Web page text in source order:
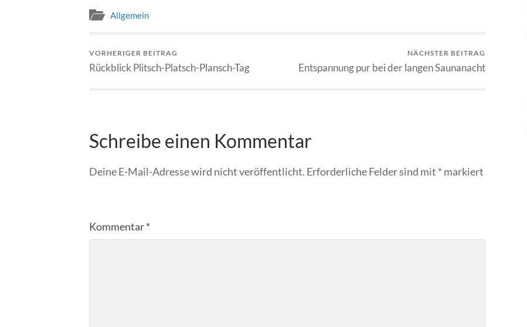
Allgemein
VORHERIGER BEITRAG
Rückblick Plitsch-Platsch-Plansch-Tag
NÄCHSTER BEITRAG
Entspannung pur bei der langen Saunanacht
Schreibe einen Kommentar
Deine E-Mail-Adresse wird nicht veröffentlicht. Erforderliche Felder sind mit * markiert
Kommentar*